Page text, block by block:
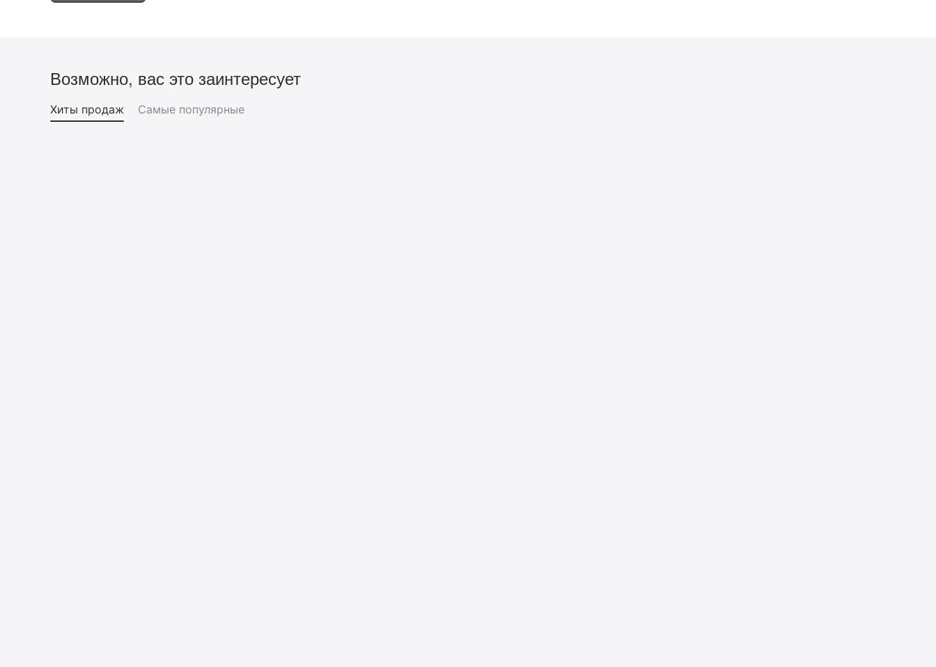
Возможно, вас это заинтересует
Хиты продаж Самые популярные